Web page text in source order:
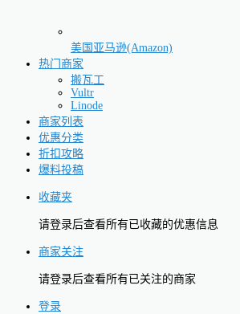
美国亚马逊(Amazon)
热门商家
搬瓦工
Vultr
Linode
商家列表
优惠分类
折扣攻略
爆料投稿
收藏夹
请登录后查看所有已收藏的优惠信息
商家关注
请登录后查看所有已关注的商家
登录